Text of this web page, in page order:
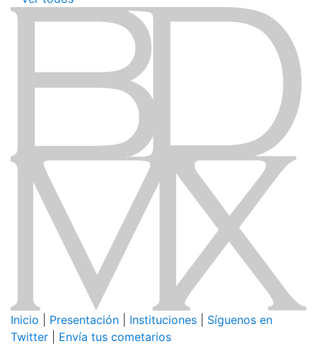
Inicio Presentación Instituciones
Síguenos en
Twitter
Envía tus cometarios